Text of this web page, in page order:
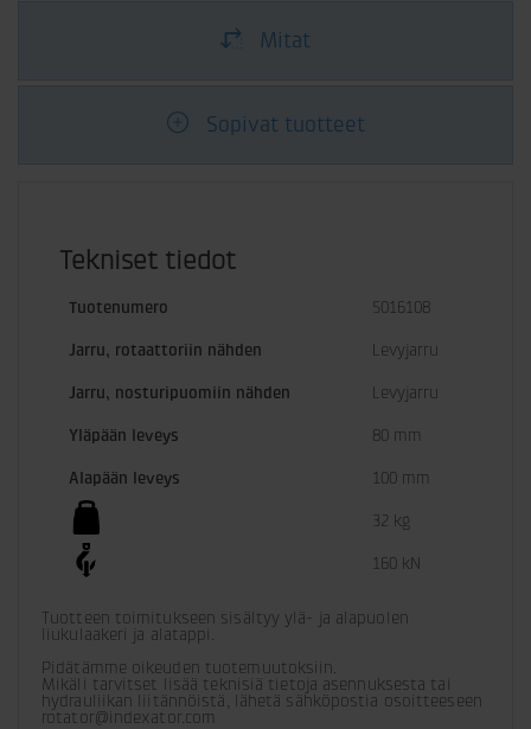
Mitat
Sopivat tuotteet
Tekniset tiedot
Tuotenumero 5016108
Jarru, rotaattoriin nähden Levyjarru
Jarru, nosturipuomiin nähden Levyjarru
Yläpään leveys 80 mm
Alapään leveys 100 mm
32 kg
160 kN
Tuotteen toimitukseen sisältyy ylä- ja alapuolen
liukulaakeri ja alatappi.
Pidätämme oikeuden tuotemuutoksiin.
Mikäli tarvitset lisää teknisiä tietoja asennuksesta tai
hydrauliikan liitännöistä, lähetä sähköpostia osoitteeseen
rotator@indexator.com